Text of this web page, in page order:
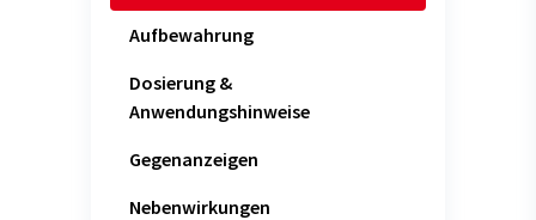
Aufbewahrung
Dosierung &
Anwendungshinweise
Gegenanzeigen
Nebenwirkungen